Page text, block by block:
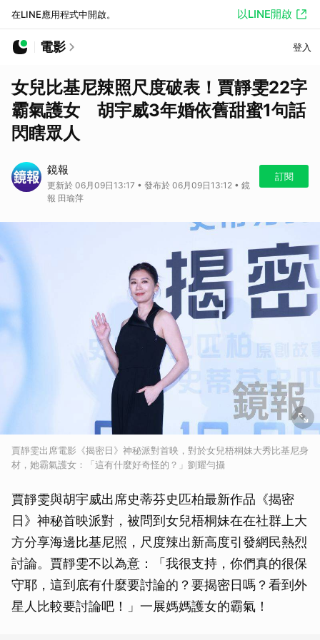
在LINE應用程式中開啟。 以LINE開啟
電影 登入
女兒比基尼辣照尺度破表！賈靜雯22字
霸氣護女 胡宇威3年婚依舊甜蜜1句話
閃瞎眾人
鏡報
更新於 06月09日13:17 • 發布於 06月09日13:12 • 鏡
報 田瑜萍
訂閱
賈靜雯出席電影《揭密日》神秘派對首映，對於女兒梧桐妹大秀比基尼身
材，她霸氣護女：「這有什麼好奇怪的？」劉耀勻攝
賈靜雯與胡宇威出席史蒂芬史匹柏最新作品《揭密
日》神秘首映派對，被問到女兒梧桐妹在在社群上大
方分享海邊比基尼照，尺度辣出新高度引發網民熱烈
討論。賈靜雯不以為意：「我很支持，你們真的很保
守耶，這到底有什麼要討論的？要揭密日嗎？看到外
星人比較要討論吧！」一展媽媽護女的霸氣！